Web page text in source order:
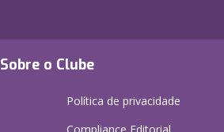
Sobre o Clube
Política de privacidade